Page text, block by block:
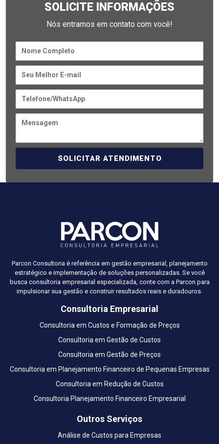
SOLICITE INFORMAÇÕES
Nós entramos em contato com você!
SOLICITAR ATENDIMENTO
Parcon Consultoria é referência em gestão empresarial, planejamento
estratégico e implementação de soluções personalizadas. Se você
busca consultoria empresarial especializada, conte com a Parcon para
impulsionar sua gestão e construir resultados reais e duradouros.
Consultoria Empresarial
Consultoria em Custos e Formação de Preços
Consultoria em Gestão de Custos
Consultoria em Gestão de Preços
Consultoria em Planejamento Financeiro de Pequenas Empresas
Consultoria em Redução de Custos
Consultoria Planejamento Financeiro Empresarial
Outros Serviços
Análise de Custos para Empresas